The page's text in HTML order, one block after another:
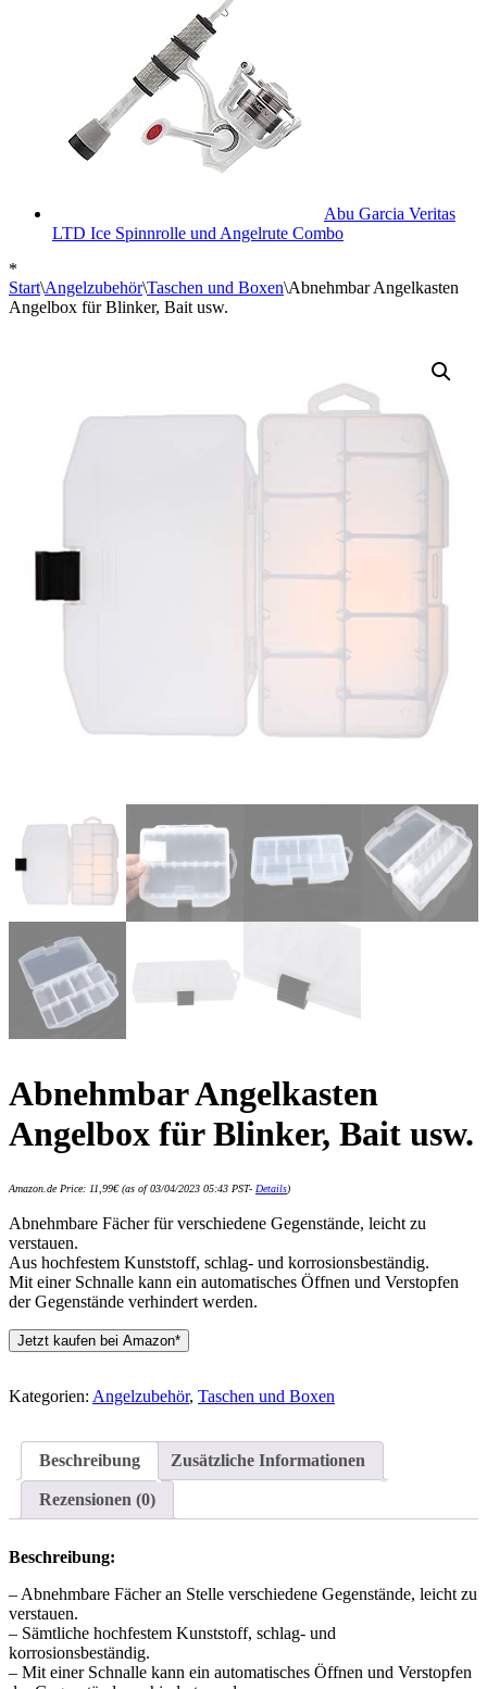
Abu Garcia Veritas
LTD Ice Spinnrolle und Angelrute Combo
*
Start\Angelzubehör\Taschen und Boxen\Abnehmbar Angelkasten
Angelbox für Blinker, Bait usw.
Abnehmbar Angelkasten
Angelbox für Blinker, Bait usw.
Amazon.de Price: 11,99€(as of 03/04/2023 05:43 PST- Details)
Abnehmbare Fächer für verschiedene Gegenstände, leicht zu
verstauen.
Aus hochfestem Kunststoff, schlag- und korrosionsbeständig.
Mit einer Schnalle kann ein automatisches Öffnen und Verstopfen
der Gegenstände verhindert werden.
Jetzt kaufen bei Amazon*
Kategorien: Angelzubehör, Taschen und Boxen
Beschreibung Zusätzliche Informationen
Rezensionen (0)
Beschreibung:
– Abnehmbare Fächer an Stelle verschiedene Gegenstände, leicht zu
verstauen.
– Sämtliche hochfestem Kunststoff, schlag- und
korrosionsbeständig.
– Mit einer Schnalle kann ein automatisches Öffnen und Verstopfen